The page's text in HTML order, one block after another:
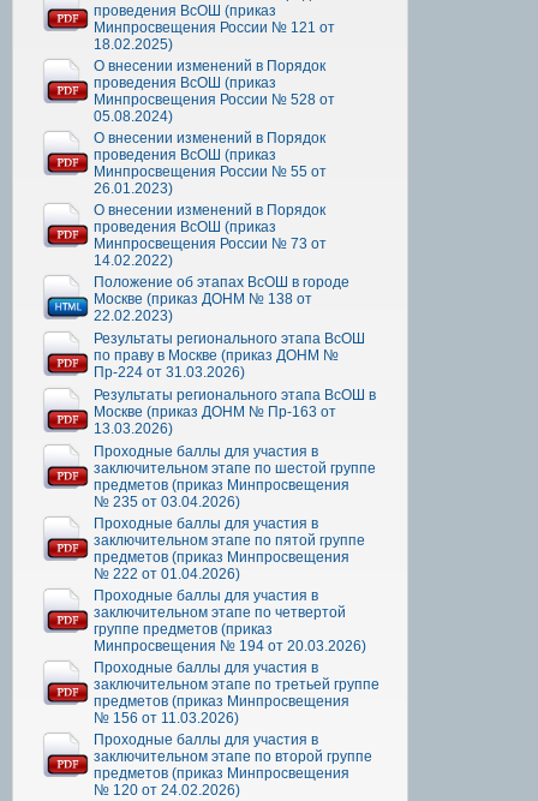
проведения ВсОШ (приказ
Минпросвещения России № 121 от
18.02.2025)
О внесении изменений в Порядок
проведения ВсОШ (приказ
Минпросвещения России № 528 от
05.08.2024)
О внесении изменений в Порядок
проведения ВсОШ (приказ
Минпросвещения России № 55 от
26.01.2023)
О внесении изменений в Порядок
проведения ВсОШ (приказ
Минпросвещения России № 73 от
14.02.2022)
Положение об этапах ВсОШ в городе
Москве (приказ ДОНМ № 138 от
22.02.2023)
Результаты регионального этапа ВсОШ
по праву в Москве (приказ ДОНМ №
Пр-224 от 31.03.2026)
Результаты регионального этапа ВсОШ в
Москве (приказ ДОНМ № Пр-163 от
13.03.2026)
Проходные баллы для участия в
заключительном этапе по шестой группе
предметов (приказ Минпросвещения
№ 235 от 03.04.2026)
Проходные баллы для участия в
заключительном этапе по пятой группе
предметов (приказ Минпросвещения
№ 222 от 01.04.2026)
Проходные баллы для участия в
заключительном этапе по четвертой
группе предметов (приказ
Минпросвещения № 194 от 20.03.2026)
Проходные баллы для участия в
заключительном этапе по третьей группе
предметов (приказ Минпросвещения
№ 156 от 11.03.2026)
Проходные баллы для участия в
заключительном этапе по второй группе
предметов (приказ Минпросвещения
№ 120 от 24.02.2026)